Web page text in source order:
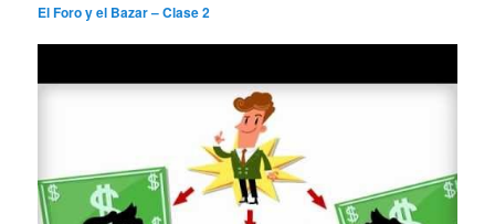
El Foro y el Bazar – Clase 2